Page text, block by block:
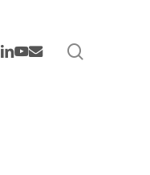
LINKEDIN
YOUTUBE
EMAIL